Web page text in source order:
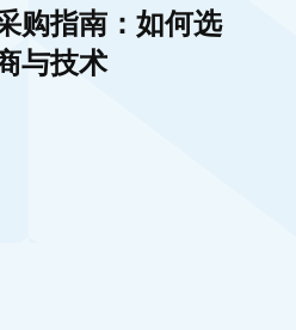
购指南：如何选
与技术